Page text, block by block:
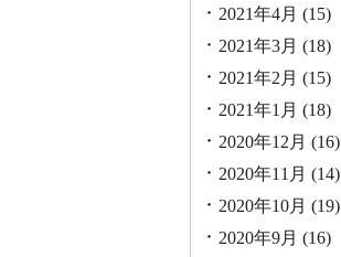
2021年4月 (15)
2021年3月 (18)
2021年2月 (15)
2021年1月 (18)
2020年12月 (16)
2020年11月 (14)
2020年10月 (19)
2020年9月 (16)